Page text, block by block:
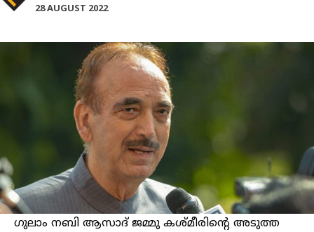
28 AUGUST 2022
ഗുലാം നബി ആസാദ് ജമ്മു കശ്മീരിന്റെ അടുത്ത